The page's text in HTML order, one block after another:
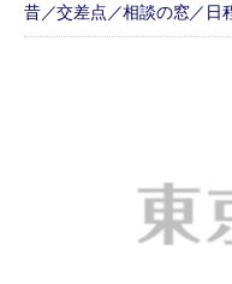
昔／交差点／相談の窓／日